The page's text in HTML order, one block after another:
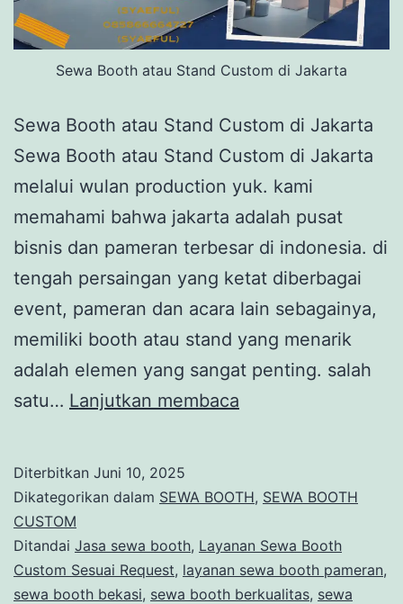
Sewa Booth atau Stand Custom di Jakarta
Sewa Booth atau Stand Custom di Jakarta
Sewa Booth atau Stand Custom di Jakarta
melalui wulan production yuk. kami
memahami bahwa jakarta adalah pusat
bisnis dan pameran terbesar di indonesia. di
tengah persaingan yang ketat diberbagai
event, pameran dan acara lain sebagainya,
memiliki booth atau stand yang menarik
adalah elemen yang sangat penting. salah
satu… Lanjutkan membaca
Stand
di
Jakarta
Diterbitkan Juni 10, 2025
Dikategorikan dalam SEWA BOOTH, SEWA BOOTH
CUSTOM
Ditandai Jasa sewa booth, Layanan Sewa Booth
Custom Sesuai Request, layanan sewa booth pameran,
sewa booth bekasi, sewa booth berkualitas, sewa